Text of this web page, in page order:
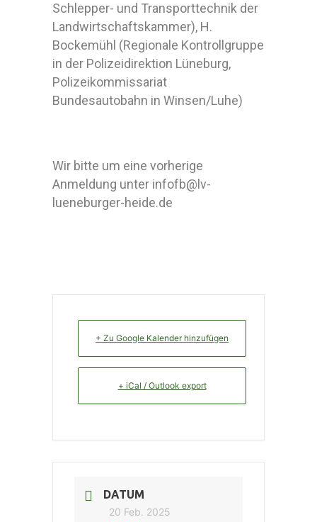
Schlepper- und Transporttechnik der
Landwirtschaftskammer), H.
Bockemühl (Regionale Kontrollgruppe
in der Polizeidirektion Lüneburg,
Polizeikommissariat
Bundesautobahn in Winsen/Luhe)
Wir bitte um eine vorherige
Anmeldung unter infofb@lv-
lueneburger-heide.de
+ Zu Google Kalender hinzufügen
+ iCal / Outlook export
DATUM
20 Feb. 2025